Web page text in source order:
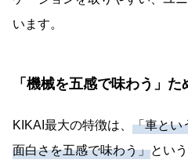
います。
「機械を五感で味わう」
KIKAI最大の特徴は、 「車とい
面白さを五感で味わう」とい